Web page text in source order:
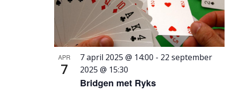
APR
7
Bridgen met Ryks
7 april 2025 @ 14:00 - 22 september
2025 @ 15:30